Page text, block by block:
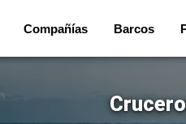
Compañías Barcos